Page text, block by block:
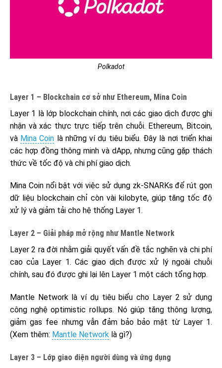
Polkadot
Layer 1 – Blockchain cơ sở như Ethereum, Mina Coin
Layer 1 là lớp blockchain chính, nơi các giao dịch được ghi
nhận và xác thực trực tiếp trên chuỗi. Ethereum, Bitcoin,
và Mina Coin là những ví dụ tiêu biểu. Đây là nơi triển khai
các hợp đồng thông minh và dApp, nhưng cũng gặp thách
thức về tốc độ và chi phí giao dịch.
Mina Coin nổi bật với việc sử dụng zk-SNARKs để rút gọn
dữ liệu blockchain chỉ còn vài kilobyte, giúp tăng tốc độ
xử lý và giảm tải cho hệ thống Layer 1.
Layer 2 – Giải pháp mở rộng như Mantle Network
Layer 2 ra đời nhằm giải quyết vấn đề tắc nghẽn và chi phí
cao của Layer 1. Các giao dịch được xử lý ngoài chuỗi
chính, sau đó được ghi lại lên Layer 1 một cách tổng hợp.
Mantle Network là ví dụ tiêu biểu cho Layer 2 sử dụng
công nghệ optimistic rollups. Nó giúp tăng thông lượng,
giảm gas fee nhưng vẫn đảm bảo bảo mật từ Layer 1.
(Xem thêm: Mantle Network là gì?)
Layer 3 – Lớp giao diện người dùng và ứng dụng